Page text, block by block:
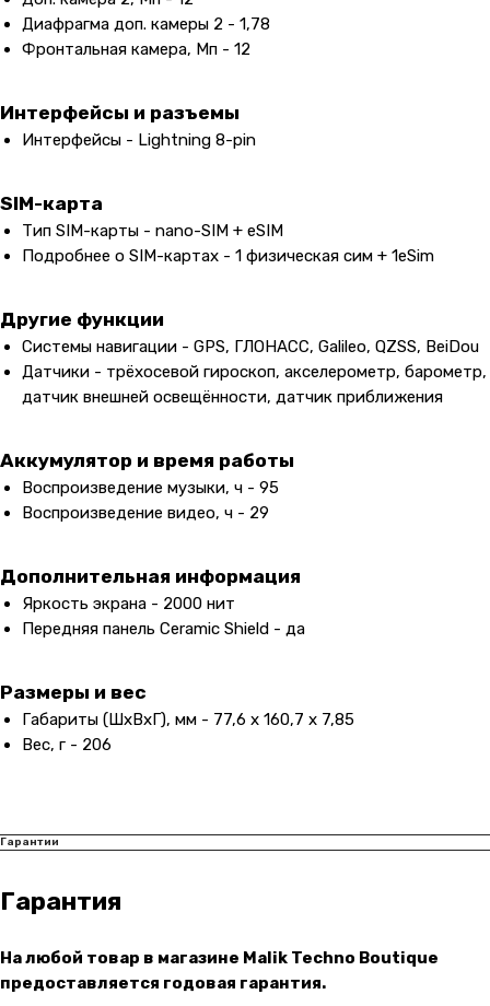
Диафрагма доп. камеры 2 - 1,78
Фронтальная камера, Мп - 12
Интерфейсы и разъемы
Интерфейсы - Lightning 8-pin
SIM-карта
Тип SIM-карты - nano-SIM + eSIM
Подробнее о SIM-картах - 1 физическая сим + 1eSim
Другие функции
Системы навигации - GPS, ГЛОНАСС, Galileo, QZSS, BeiDou
Датчики - трёхосевой гироскоп, акселерометр, барометр,
датчик внешней освещённости, датчик приближения
Аккумулятор и время работы
Воспроизведение музыки, ч - 95
Воспроизведение видео, ч - 29
Дополнительная информация
Яркость экрана - 2000 нит
Передняя панель Ceramic Shield - да
Размеры и вес
Габариты (ШxВxГ), мм - 77,6 x 160,7 x 7,85
Вес, г - 206
Гарантии
Гарантия
На любой товар в магазине Malik Techno Boutique
предоставляется годовая гарантия.
+7 (965) 666-66-8
Адрес магазина:
Пн-Пт: 10:00 — 21:00
vk